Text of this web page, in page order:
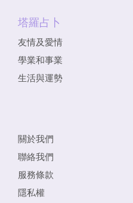
塔羅占卜
友情及愛情
學業和事業
生活與運勢
關於我們
聯絡我們
服務條款
隱私權